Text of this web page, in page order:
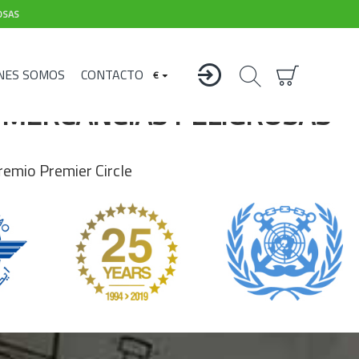
SOMOS CONTACTO €
PELIGROSAS
Premier Circle